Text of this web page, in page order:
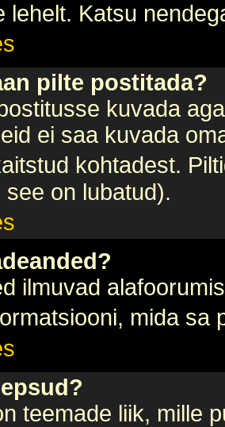
lehelt. Katsu
pilte postitada?
kuvada
ei saa kuvada
kohtadest.
see on lubatud).
ilmuvad
mida sa
teemade liik, mille